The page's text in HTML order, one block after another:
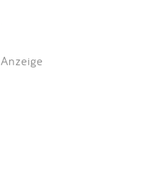
Anzeige